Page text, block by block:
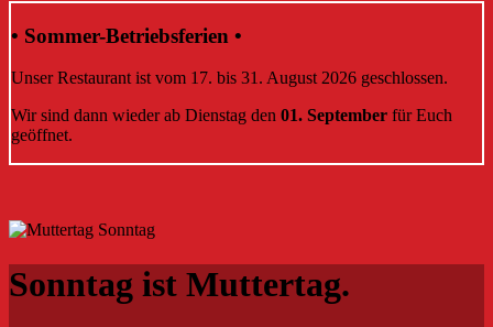
• Sommer-Betriebsferien •
Unser Restaurant ist vom 17. bis 31. August 2026 geschlossen.
Wir sind dann wieder ab Dienstag den 01. September für Euch
geöffnet.
Sonntag ist Muttertag.